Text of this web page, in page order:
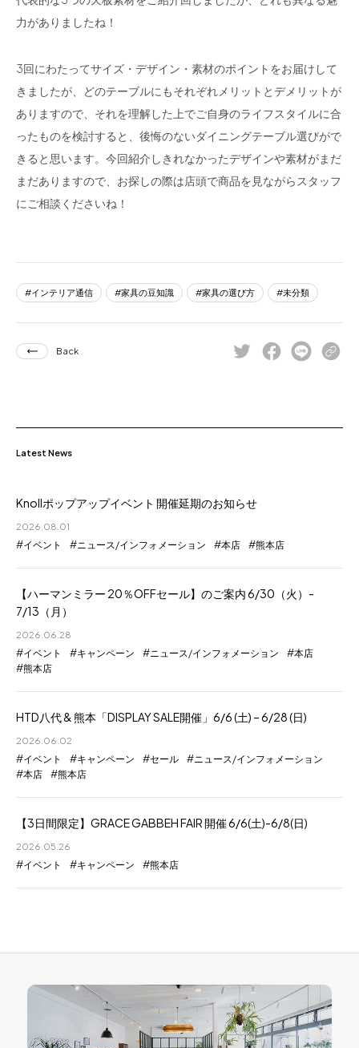
力がありましたね！
3回にわたってサイズ・デザイン・素材のポイントをお届けして
きましたが、どのテーブルにもそれぞれメリットとデメリットが
ありますので、それを理解した上でご自身のライフスタイルに合
ったものを検討すると、後悔のないダイニングテーブル選びがで
きると思います。今回紹介しきれなかったデザインや素材がまだ
まだありますので、お探しの際は店頭で商品を見ながらスタッフ
にご相談くださいね！
インテリア通信 家具の豆知識 家具の選び方 未分類
Back
Latest News
Knollポップアップイベント 開催延期のお知らせ
2026.08.01
イベント ニュース/インフォメーション 本店 熊本店
【ハーマンミラー 20％OFFセール】のご案内 6/30（火）-
7/13（月）
2026.06.28
イベント キャンペーン ニュース/インフォメーション
本店
熊本店
HTD八代 & 熊本「DISPLAY SALE開催」6/6 (土) – 6/28 (日)
2026.06.02
イベント キャンペーン セール
ニュース/インフォメーション
本店
熊本店
【3日間限定】GRACE GABBEH FAIR 開催 6/6(土)-6/8(日)
2026.05.26
イベント キャンペーン 熊本店